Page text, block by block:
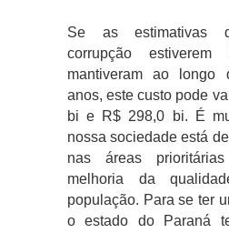
Se as estimativas
corrupção
mantiveram ao longo
anos, este custo pode
bi e R$ 298,0 bi. É
nossa sociedade está
nas áreas
melhoria da
população. Para se ter
o estado do Paraná